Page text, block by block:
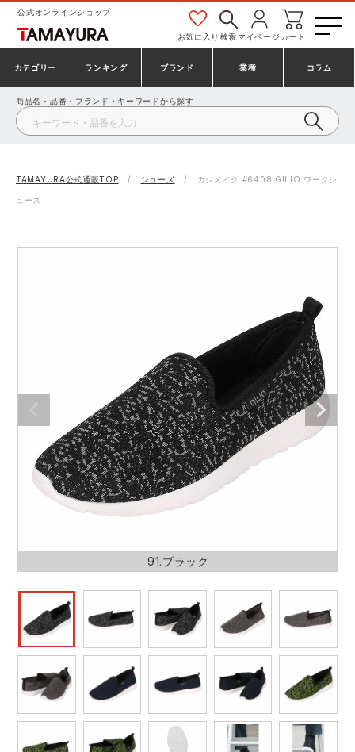
公式オンラインショップ
お気に入り 検索マイページ カート
カテゴリー
安全靴・作業靴
アウトドア・スポーツ
ワークスーツ
コンプレッションウェア
安全保護具
レインウェア・カッパ
ヤッケ
ランキング
安全靴ランキング
安全靴スニーカーランキング
アウトドアウェアランキング
つなぎランキング
空調服ランキング
コンプレッションウェアランキング
作業用ポロシャツランキング
作業用手袋ランキング
レインウェアランキング
アイズフロンティア ランキング
ブランド
アシックス
プーマ コンバース（CONVERSE）
アイトス株式会社
ジーベック
桑和
山田辰 クレヒフク
おたふく手袋 マック
住商モンブラン ボンマックス
GUSH FORCE CUP
GDジャパン カーシーカシマ
シンメン 日進ゴム
ハイパーV 丸五
業種
建設・建築作業服
製造・工場作業服
配達・営業作業服
自動車整備士作業服
DIY・日曜大工作業服
飲食店ユニフォーム
運送・倉庫作業服
清掃・ビルメンテ作業服
夜間・高視認性安全服
医療白衣・介護服
コラム
商品名・品番・ブランド・キーワードから探す
TAMAYURA公式通販TOP シューズ カジメイク #6408 GILIO ワークシ
ューズ
91.ブラック